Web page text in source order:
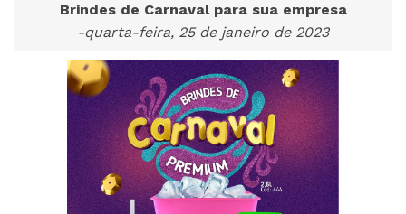
Brindes de Carnaval para sua empresa
-quarta-feira, 25 de janeiro de 2023